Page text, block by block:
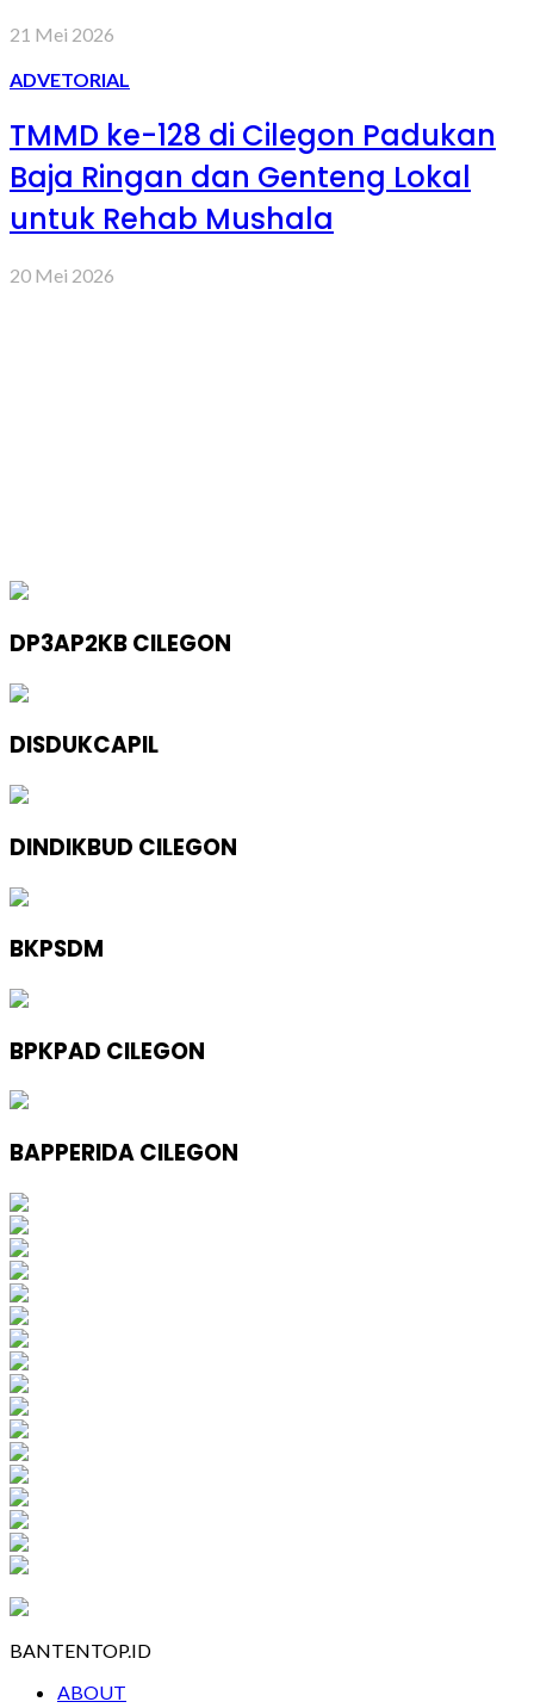
21 Mei 2026
ADVETORIAL
TMMD ke-128 di Cilegon Padukan
Baja Ringan dan Genteng Lokal
untuk Rehab Mushala
20 Mei 2026
DP3AP2KB CILEGON
DISDUKCAPIL
DINDIKBUD CILEGON
BKPSDM
BPKPAD CILEGON
BAPPERIDA CILEGON
BANTENTOP.ID
ABOUT